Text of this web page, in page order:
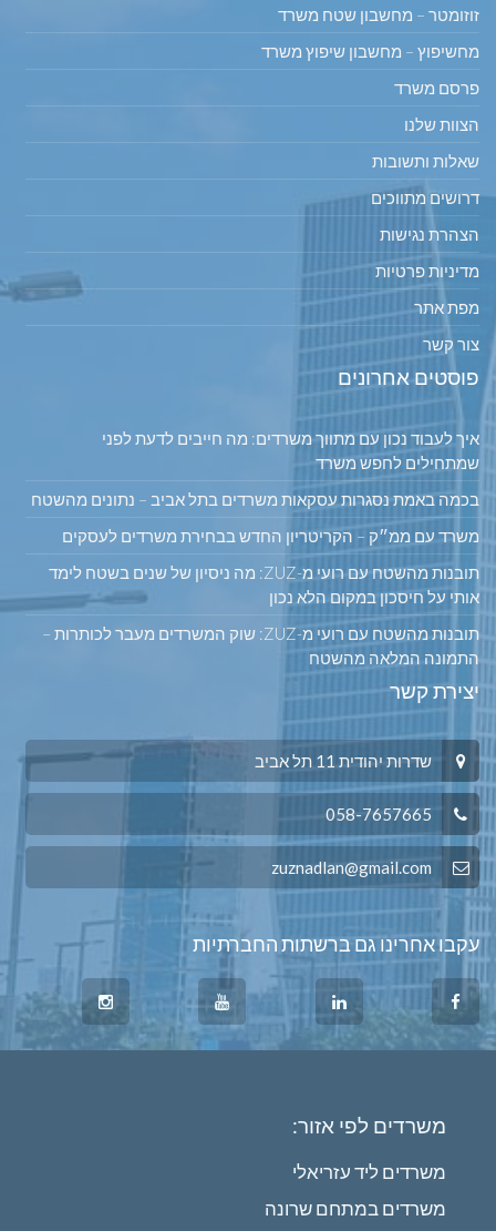
זוזומטר – מחשבון שטח משרד
מחשיפוץ – מחשבון שיפוץ משרד
פרסם משרד
הצוות שלנו
שאלות ותשובות
דרושים מתווכים
הצהרת נגישות
מדיניות פרטיות
מפת אתר
צור קשר
פוסטים אחרונים
איך לעבוד נכון עם מתווך משרדים: מה חייבים לדעת לפני
שמתחילים לחפש משרד
בכמה באמת נסגרות עסקאות משרדים בתל אביב – נתונים מהשטח
משרד עם ממ״ק – הקריטריון החדש בבחירת משרדים לעסקים
תובנות מהשטח עם רועי מ-ZUZ: מה ניסיון של שנים בשטח לימד
אותי על חיסכון במקום הלא נכון
תובנות מהשטח עם רועי מ-ZUZ: שוק המשרדים מעבר לכותרות –
התמונה המלאה מהשטח
יצירת קשר
שדרות יהודית 11 תל אביב
עקבו אחרינו גם ברשתות החברתיות
משרדים לפי אזור:
משרדים ליד עזריאלי
משרדים במתחם שרונה